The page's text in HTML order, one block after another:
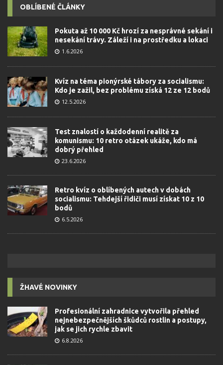
OBLÍBENÉ ČLÁNKY
Pokuta až 10 000 Kč hrozí za nesprávné sekání i
nesekání trávy. Záleží i na prostředku a lokaci
1.6.2026
Kvíz na téma pionýrské tábory za socialismu:
Kdo je zažil, bez problému získá 12 ze 12 bodů
12.5.2026
Test znalostí o každodenní realitě za
komunismu: 10 retro otázek ukáže, kdo má
dobrý přehled
23.6.2026
Retro kvíz o oblíbených autech v dobách
socialismu: Tehdejší řidiči musí získat 10 z 10
bodů
6.5.2026
ŽHAVÉ NOVINKY
Profesionální zahradnice vytvořila přehled
nejnebezpečnějších škůdců rostlin a postupy,
jak se jich rychle zbavit
6.8.2026